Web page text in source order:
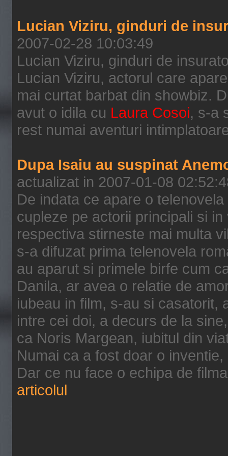
Lucian Viziru, ginduri de
2007-02-28 10:03:49
Lucian Viziru, ginduri de
Lucian Viziru, actorul care
mai curtat barbat din showbiz.
avut o idila cu Laura Cosoi, s-a
rest numai aventuri
Dupa Isaiu au suspinat
actualizat in 2007-01-08
De indata ce apare o
cupleze pe actorii principali si
respectiva stirneste mai multa
s-a difuzat prima telenovela
au aparut si primele birfe cum
Danila, ar avea o relatie de
iubeau in film, s-au si casatorit,
intre cei doi, a decurs de la
ca Noris Margean, iubitul din
Numai ca a fost doar o
Dar ce nu face o echipa de
articolul